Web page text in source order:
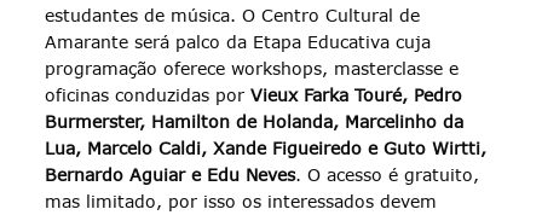
estudantes de música. O Centro Cultural de
Amarante será palco da Etapa Educativa cuja
programação oferece workshops, masterclasse e
oficinas conduzidas porVieux Farka Touré, Pedro
Burmerster, Hamilton de Holanda, Marcelinho da
Lua, Marcelo Caldi, Xande Figueiredo e Guto Wirtti,
Bernardo Aguiar e Edu Neves. O acesso é gratuito,
mas limitado, por isso os interessados devem